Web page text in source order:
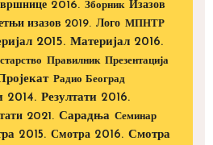
2016. Зборник Изазов
изазов 2019. Лого МПНТР
2015. Материјал 2016.
Правилник Презентација
Радио Београд
2014. Резултати 2016.
2021. Сарадња Семинар
2015. Смотра 2016. Смотра